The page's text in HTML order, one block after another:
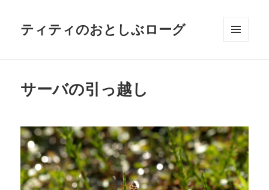
ティティのおとしぶローグ
サーバの引っ越し